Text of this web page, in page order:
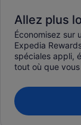
Allez plus
Économisez sur
Expedia
spéciales appli,
tout où que